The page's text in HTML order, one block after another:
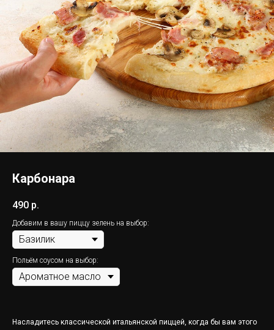
Карбонара
490 р.
Добавим в вашу пиццу зелень на выбор:
Польём соусом на выбор:
Насладитесь классической итальянской пиццей, когда бы вам этого